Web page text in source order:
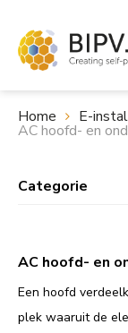
Home E-
AC hoofd- en
Categorie
AC hoofd- en
Een hoofd
plek waaruit de